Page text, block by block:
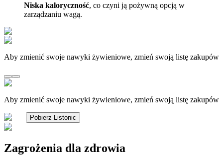
Niska kaloryczność, co czyni ją pożywną opcją w
zarządzaniu wagą.
Aby zmienić swoje nawyki żywieniowe, zmień swoją listę zakupów
Aby zmienić swoje nawyki żywieniowe, zmień swoją listę zakupów
Pobierz Listonic
Zagrożenia dla zdrowia